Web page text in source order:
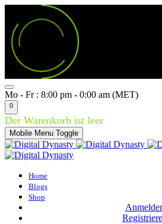
Mo - Fr : 8:00 pm - 0:00 am (MET)
0
Der Warenkorb ist leer
Mobile Menu Toggle
Home
Blogs
Shop